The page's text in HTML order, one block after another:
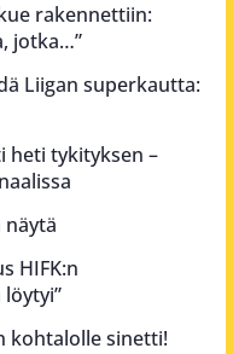
rakennettiin:
jotka…”
Liigan superkautta:
heti tykityksen –
näytä
HIFK:n
kohtalolle sinetti!